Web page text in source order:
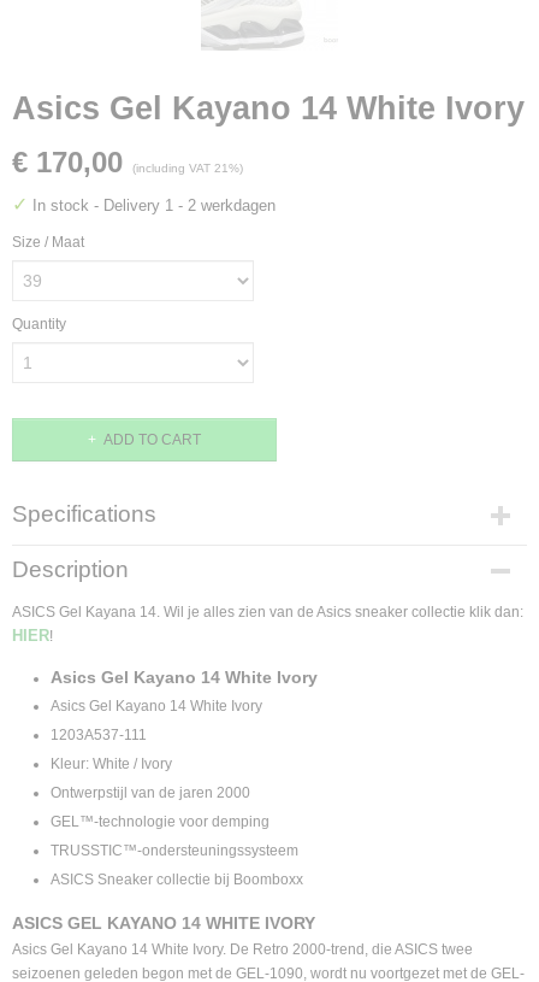
Asics Gel Kayano 14 White Ivory
€ 170,00 (including VAT 21%)
✓ In stock - Delivery 1 - 2 werkdagen
Size / Maat
Quantity
ADD TO CART
Specifications
Product code
1203A537-111-39
Supplier product code
1203A537-111
Description
ASICS Gel Kayana 14. Wil je alles zien van de Asics sneaker collectie klik dan:
HIER!
Asics Gel Kayano 14 White Ivory
Asics Gel Kayano 14 White Ivory
1203A537-111
Kleur: White / Ivory
Ontwerpstijl van de jaren 2000
GEL™-technologie voor demping
TRUSSTIC™-ondersteuningssysteem
ASICS Sneaker collectie bij Boomboxx
ASICS GEL KAYANO 14 WHITE IVORY
Asics Gel Kayano 14 White Ivory. De Retro 2000-trend, die ASICS twee
seizoenen geleden begon met de GEL-1090, wordt nu voortgezet met de GEL-